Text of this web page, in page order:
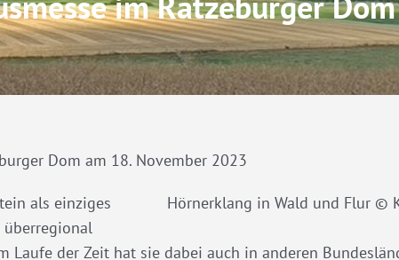
Dom am 18. November 2023
Hörnerklang in Wald und Flur ©
als einziges
überregional
Laufe der Zeit hat sie dabei auch in anderen